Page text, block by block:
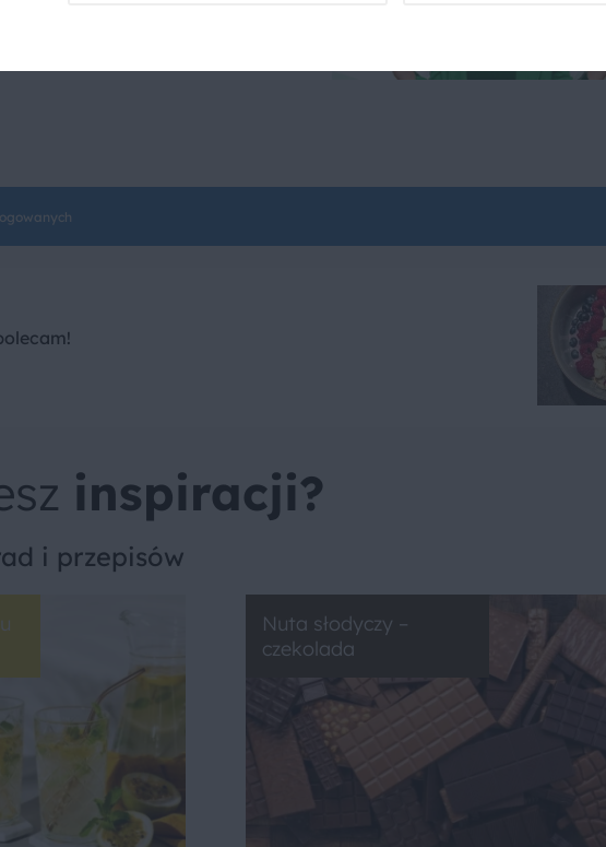
inspiracji?
i przepisów
Nuta słodyczy –
czekolada